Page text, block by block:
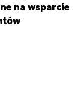
na wsparcie